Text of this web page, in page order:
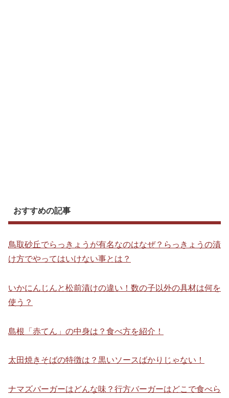
おすすめの記事
鳥取砂丘でらっきょうが有名なのはなぜ？らっきょうの漬
け方でやってはいけない事とは？
いかにんじんと松前漬けの違い！数の子以外の具材は何を
使う？
島根「赤てん」の中身は？食べ方を紹介！
太田焼きそばの特徴は？黒いソースばかりじゃない！
ナマズバーガーはどんな味？行方バーガーはどこで食べら